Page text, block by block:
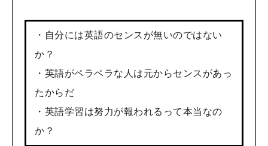
・自分には英語のセンスが無いのではない
か？
・英語がペラペラな人は元からセンスがあっ
たからだ
・英語学習は努力が報われるって本当なの
か？